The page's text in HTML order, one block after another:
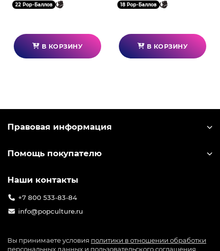
22 Pop-Баллов
В КОРЗИНУ
18 Pop-Баллов
В КОРЗИНУ
Правовая информация
Помощь покупателю
Наши контакты
+7 800 533-83-84
info@popculture.ru
Вы принимаете условия политики в отношении обработки
персональных данных и пользовательского соглашения